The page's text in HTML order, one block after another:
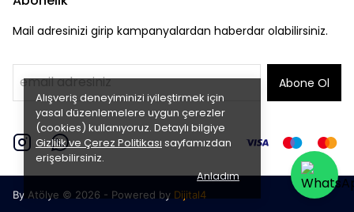
Alışveriş deneyiminizi iyileştirmek için
yasal düzenlemelere uygun çerezler
(cookies) kullanıyoruz. Detaylı bilgiye
Gizlilik ve Çerez Politikası sayfamızdan
erişebilirsiniz.
Anladım
Mail adresinizi girip kampanyalardan haberdar olabilirsiniz.
Abone Ol
By Atölye © 2026 - Powered by Dijital4